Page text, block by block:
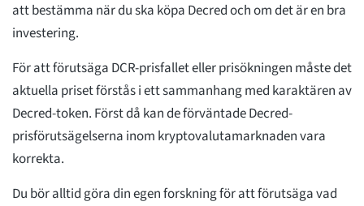
att bestämma när du ska köpa Decred och om det är en bra
investering.
För att förutsäga DCR-prisfallet eller prisökningen måste det
aktuella priset förstås i ett sammanhang med karaktären av
Decred-token. Först då kan de förväntade Decred-
prisförutsägelserna inom kryptovalutamarknaden vara
korrekta.
Du bör alltid göra din egen forskning för att förutsäga vad